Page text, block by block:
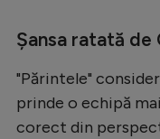
Șansa ratată de
"Părintele"
prinde o echipă
corect din